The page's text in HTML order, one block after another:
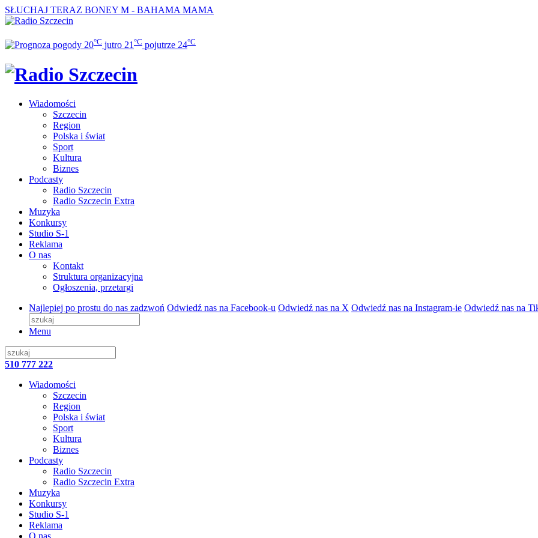
SŁUCHAJ TERAZ BONEY M - BAHAMA MAMA
20°C jutro 21 °C pojutrze 24°C
Wiadomości
Szczecin
Region
Polska i świat
Sport
Kultura
Biznes
Podcasty
Radio Szczecin
Radio Szczecin Extra
Muzyka
Konkursy
Studio S-1
Reklama
O nas
Kontakt
Struktura organizacyjna
Ogłoszenia, przetargi
Najlepiej po prostu do nas zadzwoń Odwiedź nas na Facebook-u Odwiedź nas na X Odwiedź nas na Instagram-ie Odwiedź nas na
Menu
510 777 222
Wiadomości
Szczecin
Region
Polska i świat
Sport
Kultura
Biznes
Podcasty
Radio Szczecin
Radio Szczecin Extra
Muzyka
Konkursy
Studio S-1
Reklama